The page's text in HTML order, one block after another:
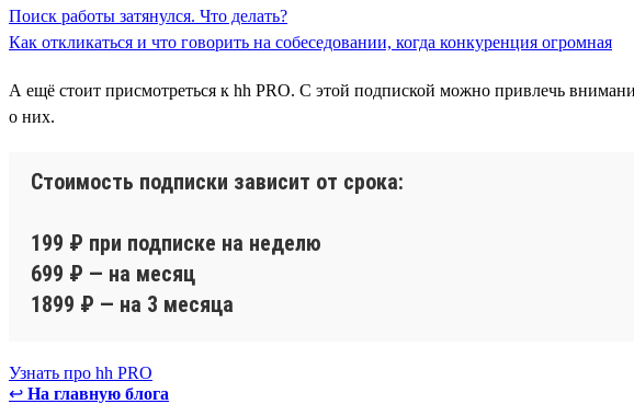
Поиск работы затянулся. Что делать?
Как откликаться и что говорить на собеседовании, когда конкуренция огромная
А ещё стоит присмотреться к hh PRO. С этой подпиской можно привлечь
о них.
Стоимость подписки зависит от срока:
199 ₽ при подписке на неделю
699 ₽ — на месяц
1899 ₽ — на 3 месяца
Узнать про hh PRO
↩ На главную блога